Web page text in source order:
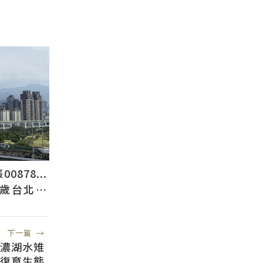
00878...
台北人
下一篇 →
湖水雉